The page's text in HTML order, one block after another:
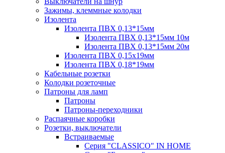
Зажимы, клеммные колодки
Изолента
Изолента ПВХ 0,13*15мм
Изолента ПВХ 0,13*15мм 10м
Изолента ПВХ 0,13*15мм 20м
Изолента ПВХ 0,15х19мм
Изолента ПВХ 0,18*19мм
Кабельные розетки
Колодки розеточные
Патроны для ламп
Патроны
Патроны-переходники
Распаячные коробки
Розетки, выключатели
Встраиваемые
Серия "CLASSICO" IN HOME